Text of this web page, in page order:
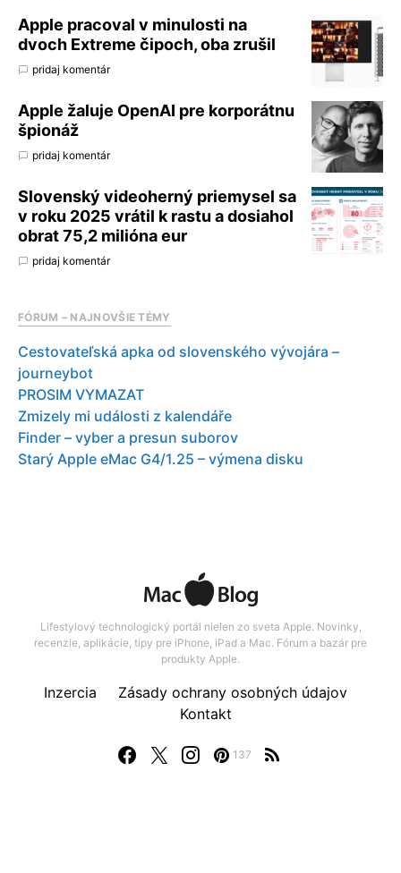
Apple pracoval v minulosti na
dvoch Extreme čipoch, oba zrušil
pridaj komentár
Apple žaluje OpenAI pre korporátnu
špionáž
pridaj komentár
Slovenský videoherný priemysel sa
v roku 2025 vrátil k rastu a dosiahol
obrat 75,2 milióna eur
pridaj komentár
FÓRUM – NAJNOVŠIE TÉMY
Cestovateľská apka od slovenského vývojára –
journeybot
PROSIM VYMAZAT
Zmizely mi události z kalendáře
Finder – vyber a presun suborov
Starý Apple eMac G4/1.25 – výmena disku
Lifestylový technologický portál nielen zo sveta Apple. Novinky,
recenzie, aplikácie, tipy pre iPhone, iPad a Mac. Fórum a bazár pre
produkty Apple.
137
Inzercia
Zásady ochrany osobných údajov
Kontakt